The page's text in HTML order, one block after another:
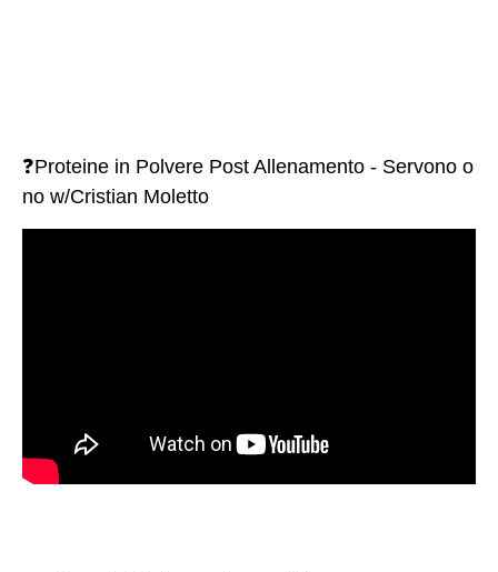
❓Proteine in Polvere Post Allenamento - Servono o
no w/Cristian Moletto